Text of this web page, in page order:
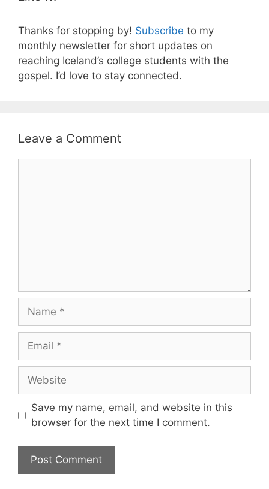
Thanks for stopping by! Subscribe to my
monthly newsletter for short updates on
reaching Iceland’s college students with the
gospel. I’d love to stay connected.
Leave a Comment
Name
Email
Website
Save my name, email, and website in this
browser for the next time I comment.